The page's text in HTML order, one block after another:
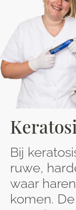
Bij
ruwe,
waar
komen.